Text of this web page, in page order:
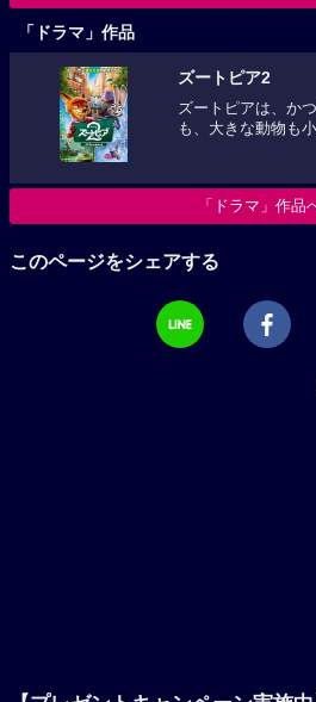
「ドラマ」作品
ズートピア2
ズートピアは、か
も、大きな動物も小
「ドラマ」作品
このページをシェアする